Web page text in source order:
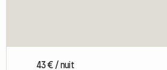
43 € / nuit